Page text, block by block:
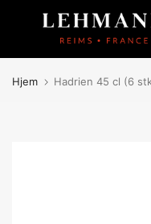
Hopp
innholdet
Hjem Hadrien 45 cl (6